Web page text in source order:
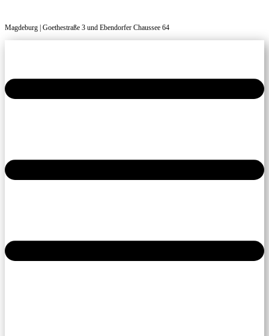
Magdeburg | Goethestraße 3 und Ebendorfer Chaussee 64